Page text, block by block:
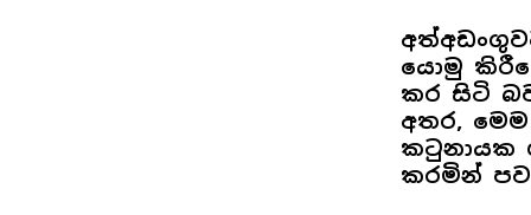
යොමු
කර සිටි
අතර,
කටුනායක
කරමින්